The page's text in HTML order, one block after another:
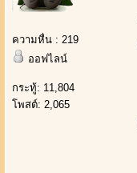
ความหื่น : 219
ออฟไลน์
กระทู้: 11,804
โพสต์: 2,065